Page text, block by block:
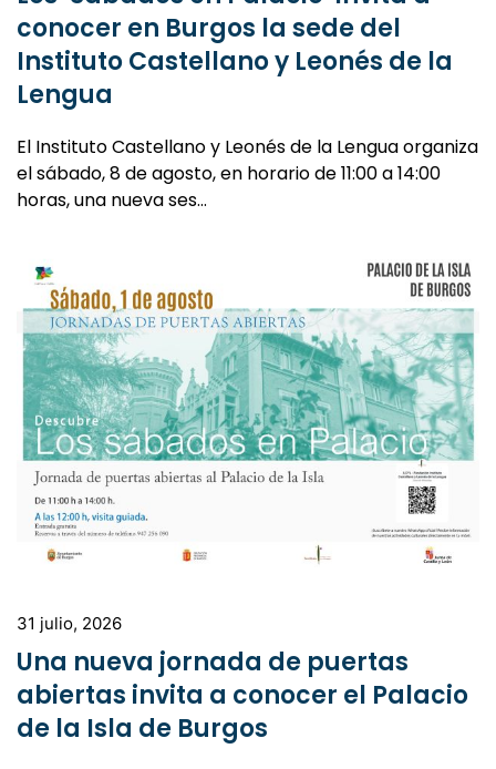
Los ‘Sábados en Palacio’ invita a
conocer en Burgos la sede del
Instituto Castellano y Leonés de la
El Instituto Castellano y Leonés de la Lengua organiza
el sábado, 8 de agosto, en horario de 11:00 a 14:00
31 julio, 2026
Una nueva jornada de puertas
abiertas invita a conocer el Palacio